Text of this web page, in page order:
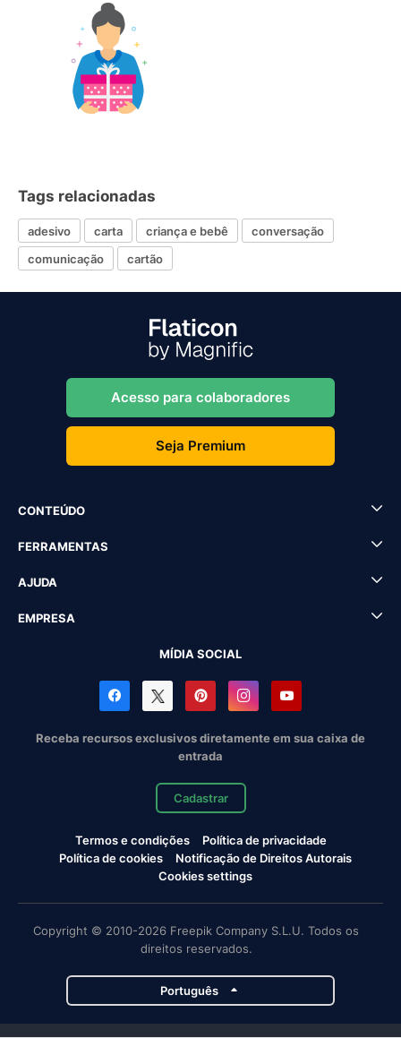
Tags relacionadas
adesivo carta criança e bebê
conversação
comunicação
cartão
Acesso para colaboradores
Seja Premium
CONTEÚDO
FERRAMENTAS
AJUDA
EMPRESA
MÍDIA SOCIAL
Receba recursos exclusivos diretamente em sua caixa de
entrada
Cadastrar
Termos e condições
Política de privacidade
Política de cookies
Notificação de Direitos Autorais
Cookies settings
Copyright © 2010-2026 Freepik Company S.L.U. Todos os
direitos reservados.
Português